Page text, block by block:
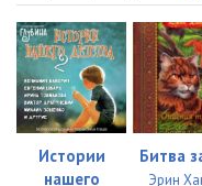
06 Простоквашино
07 Неприятности в
08 Новый Год в
Истории
нашего
Битва
Эрин